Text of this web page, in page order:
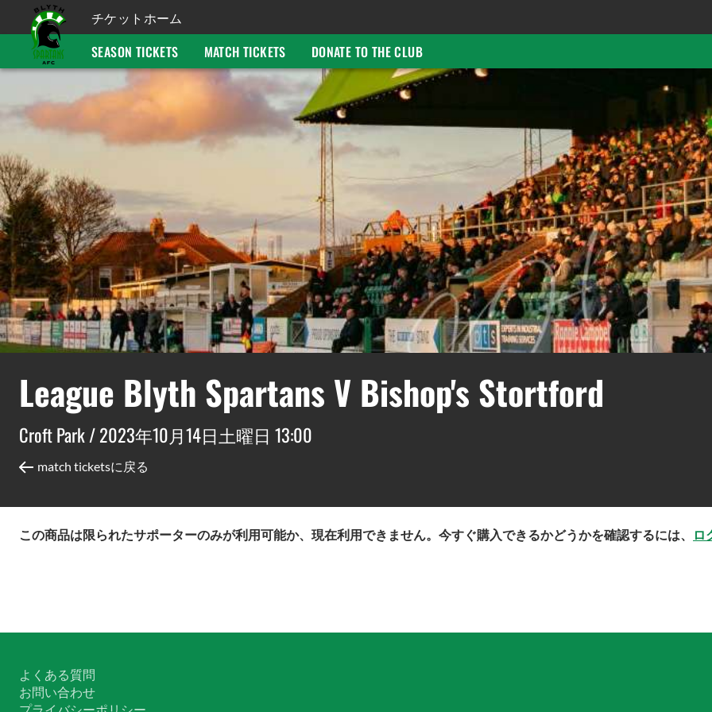
チケットホーム
SEASON TICKETS
MATCH TICKETS DONATE TO THE CLUB
League Blyth Spartans V Bishop's Stortford
Croft Park /2023年10月14日土曜日 13:00
match ticketsに戻る
この商品は限られたサポーターのみが利用可能か、現在利用できません。今すぐ購入できるかどうかを確認するには、 ロ
よくある質問
お問い合わせ